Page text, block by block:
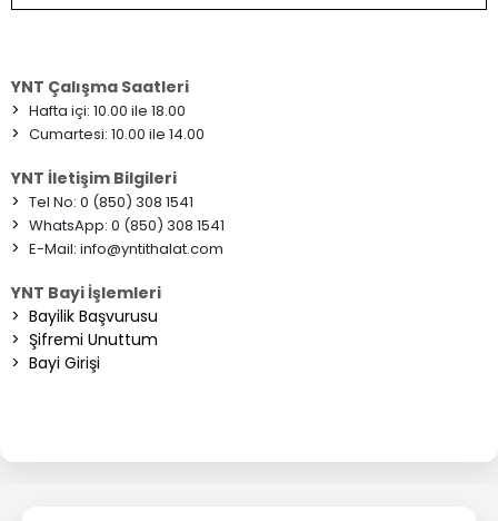
YNT Çalışma Saatleri
> Hafta içi: 10.00 ile 18.00
> Cumartesi: 10.00 ile 14.00
YNT İletişim Bilgileri
> Tel No: 0 (850) 308 1541
> WhatsApp: 0 (850) 308 1541
> E-Mail: info@yntithalat.com
YNT Bayi İşlemleri
> Bayilik Başvurusu
> Şifremi Unuttum
> Bayi Girişi